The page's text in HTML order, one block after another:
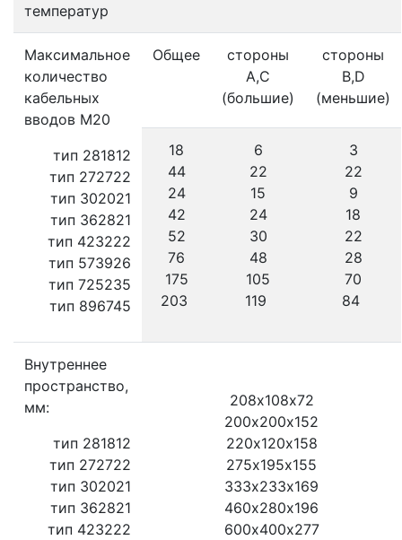
температур
Максимальное
количество
кабельных
вводов М20
тип 281812
тип 272722
тип 302021
тип 362821
тип 423222
тип 573926
тип 725235
тип 896745
Общее
стороны
А,С
(большие)
стороны
B,D
(меньшие)
18
44
24
42
52
76
175
203
6
22
15
24
30
48
105
119
3
22
9
18
22
28
70
84
Внутреннее
пространство,
мм:
тип 281812
тип 272722
тип 302021
тип 362821
тип 423222
208х108х72
200х200х152
220х120х158
275х195х155
333х233х169
460х280х196
600х400х277